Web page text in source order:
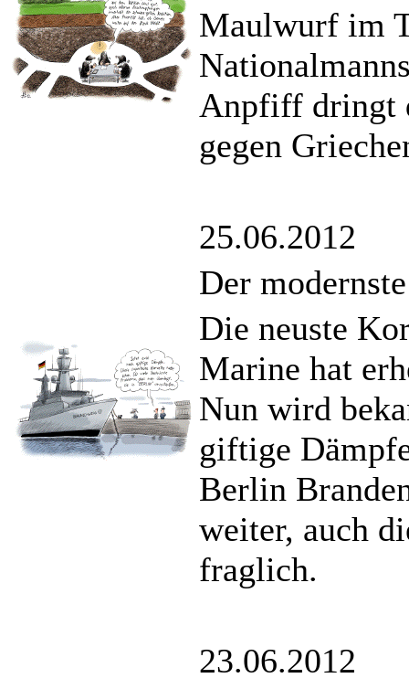
Maulwurf im
Anpfiff dringt
gegen
25.06.2012
Der
Die neuste
Marine hat
Nun wird
giftige
Berlin
weiter, auch
fraglich.
23.06.2012